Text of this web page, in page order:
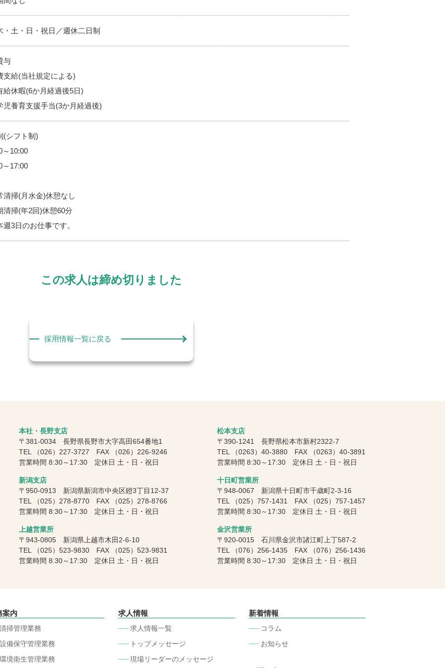
・土・日・祝日／週休二日制
与
支給(当社規定による)
給休暇(6か月経過後5日)
児養育支援手当(3か月経過後)
(シフト制)
10:00
17:00
掃(月水金)休憩なし
掃(年2回)休憩60分
3日のお仕事です。
この求人は締め切りました
採用情報一覧に戻る
本社・長野支店
〒381-0034 長野県長野市大字高田654番地1
TEL
（026）227-3727 FAX
（026）226-9246
営業時間 8:30～17:30 定休日 土・日・祝日
新潟支店
〒950-0913 新潟県新潟市中央区鐙3丁目12-37
TEL
（025）278-8770FAX
（025）278-8766
営業時間 8:30～17:30 定休日 土・日・祝日
上越営業所
〒943-0805 新潟県上越市木田2-6-10
TEL
（025）523-9830FAX
（025）523-9831
営業時間 8:30～17:30 定休日 土・日・祝日
松本支店
〒390-1241 長野県松本市新村2322-7
TEL
（0263）40-3880 FAX
（0263）40-3891
営業時間 8:30～17:30 定休日 土・日・祝日
十日町営業所
〒948-0067 新潟県十日町市千歳町2-3-16
TEL
（025）757-1431 FAX
（025）757-1457
営業時間 8:30～17:30 定休日 土・日・祝日
金沢営業所
〒920-0015 石川県金沢市諸江町上丁587-2
TEL
（076）256-1435 FAX
（076）256-1436
営業時間 8:30～17:30 定休日 土・日・祝日
案内
清掃管理業務
設備保守管理業務
環境衛生管理業務
求人情報
求人情報一覧
トップメッセージ
現場リーダーのメッセージ
新着情報
コラム
お知らせ